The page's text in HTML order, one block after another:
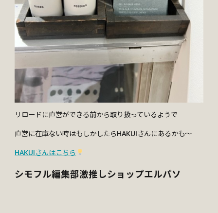
リロードに直営ができる前から取り扱っているようで
直営に在庫ない時はもしかしたらHAKUIさんにあるかも〜
HAKUIさんはこちら
シモフル編集部激推しショップエルパソ